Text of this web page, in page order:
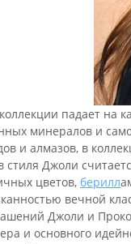
падает на
минералов и
и алмазов, в
стиля Джоли
цветов, берилл
вечной
Джоли и
и основного